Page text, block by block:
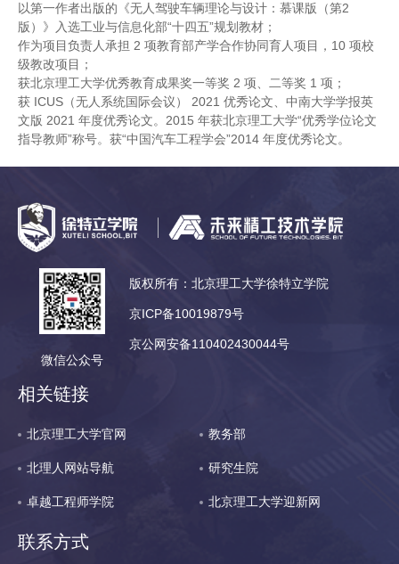
以第一作者出版的《无人驾驶车辆理论与设计：慕课版（第2
版）》入选工业与信息化部“十四五”规划教材；
作为项目负责人承担 2 项教育部产学合作协同育人项目，10 项校
级教改项目；
获北京理工大学优秀教育成果奖一等奖 2 项、二等奖 1 项；
获 ICUS（无人系统国际会议） 2021 优秀论文、中南大学学报英
文版 2021 年度优秀论文。2015 年获北京理工大学“优秀学位论文
指导教师”称号。获“中国汽车工程学会”2014 年度优秀论文。
微信公众号
版权所有：北京理工大学徐特立学院
京ICP备10019879号
京公网安备110402430044号
相关链接
北京理工大学官网 教务部
北理人网站导航 研究生院
卓越工程师学院 北京理工大学迎新网
联系方式